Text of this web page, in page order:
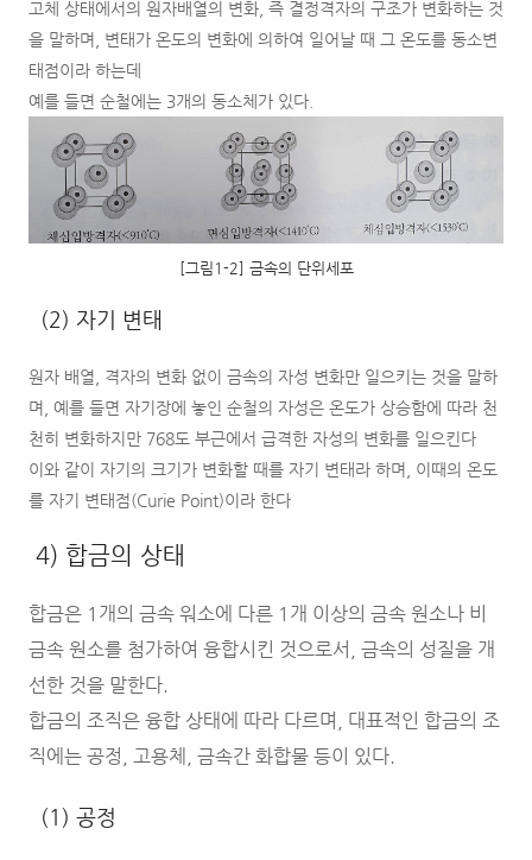
고체 상태에서의 원자배열의 변화, 즉 결정격자의 구조가 변화하는 것
을 말하며, 변태가 온도의 변화에 의하여 일어날 때 그 온도를 동소변
태점이라 하는데
예를 들면 순철에는 3개의 동소체가 있다.
[그림1-2] 금속의 단위세포
(2) 자기 변태
원자 배열, 격자의 변화 없이 금속의 자성 변화만 일으키는 것을 말하
며, 예를 들면 자기장에 놓인 순철의 자성은 온도가 상승함에 따라 천
천히 변화하지만 768도 부근에서 급격한 자성의 변화를 일으킨다
이와 같이 자기의 크기가 변화할 때를 자기 변태라 하며, 이때의 온도
를 자기 변태점(Curie Point)이라 한다
4) 합금의 상태
합금은 1개의 금속 워소에 다른 1개 이상의 금속 원소나 비
금속 원소를 첨가하여 융합시킨 것으로서, 금속의 성질을 개
선한 것을 말한다.
합금의 조직은 융합 상태에 따라 다르며, 대표적인 합금의 조
직에는 공정, 고용체, 금속간 화합물 등이 있다.
(1) 공정